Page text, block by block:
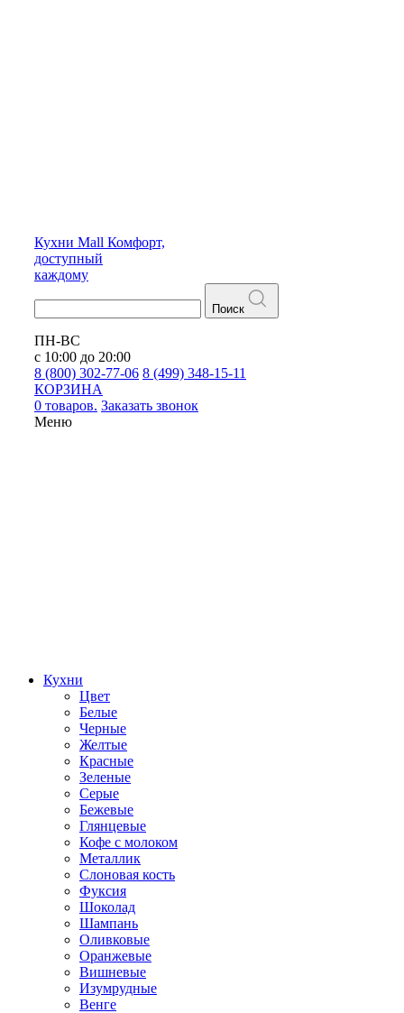
Кухни Mall Комфорт,
доступный
каждому
Поиск
ПН-ВС
с 10:00 до 20:00
8 (800) 302-77-06 8 (499) 348-15-11
КОРЗИНА
0 товаров. Заказать звонок
Меню
Кухни
Цвет
Белые
Черные
Желтые
Красные
Зеленые
Серые
Бежевые
Глянцевые
Кофе с молоком
Металлик
Слоновая кость
Фуксия
Шоколад
Шампань
Оливковые
Оранжевые
Вишневые
Изумрудные
Венге